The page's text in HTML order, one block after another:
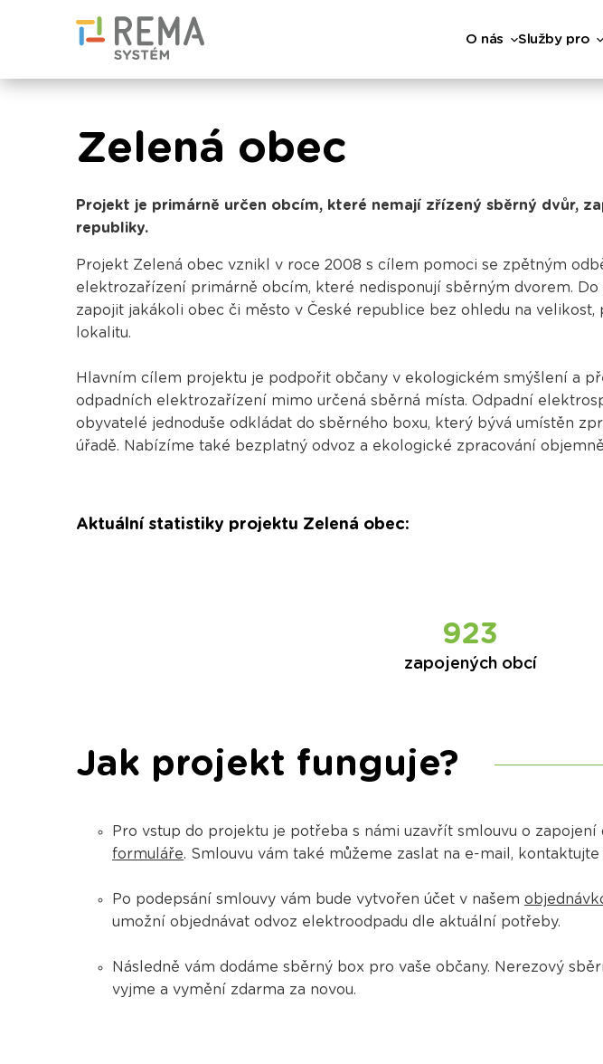
O nás Služby pro
Zelená obec
Projekt je primárně určen obcím, které nemají zřízený sběrný dvůr,
republiky.
Projekt Zelená obec vznikl v roce 2008 s cílem pomoci se zpětným
elektrozařízení primárně obcím, které nedisponují sběrným dvorem. Do
zapojit jakákoli obec či město v České republice bez ohledu na velikost,
lokalitu.
Hlavním cílem projektu je podpořit občany v ekologickém smýšlení a
odpadních elektrozařízení mimo určená sběrná místa. Odpadní
obyvatelé jednoduše odkládat do sběrného boxu, který bývá umístěn
úřadě. Nabízíme také bezplatný odvoz a ekologické zpracování
Aktuální statistiky projektu Zelená obec:
924
zapojených obcí
Jak projekt funguje?
Pro vstup do projektu je potřeba s námi uzavřít smlouvu o
formuláře. Smlouvu vám také můžeme zaslat na e-mail,
Po podepsání smlouvy vám bude vytvořen účet v našem
umožní objednávat odvoz elektroodpadu dle aktuální potřeby.
Následně vám dodáme sběrný box pro vaše občany. Nerezový
vyjme a vymění zdarma za novou.